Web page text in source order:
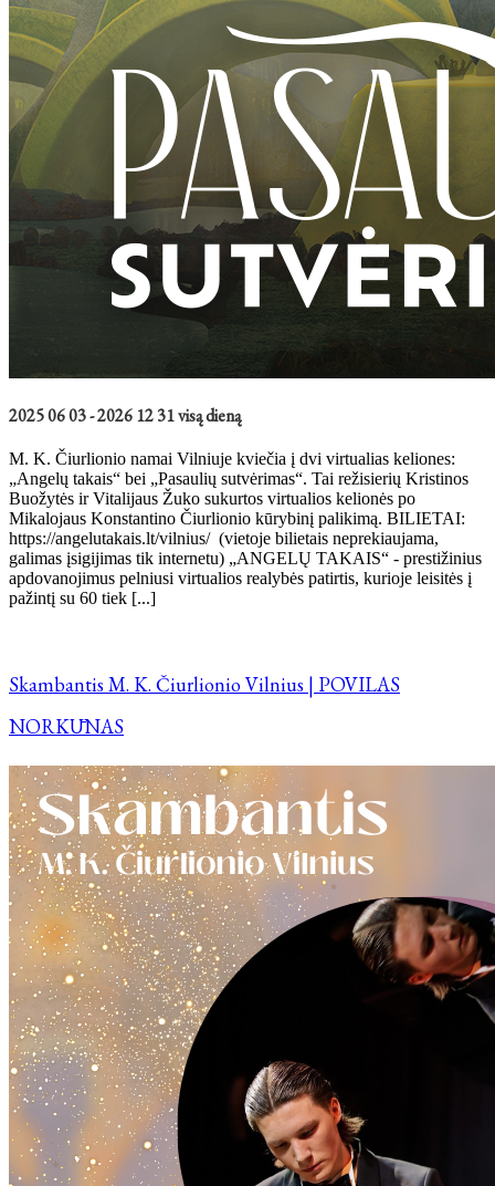
2025 06 03 - 2026 12 31 visą dieną
M. K. Čiurlionio namai Vilniuje kviečia į dvi virtualias keliones:
„Angelų takais“ bei „Pasaulių sutvėrimas“. Tai režisierių Kristinos
Buožytės ir Vitalijaus Žuko sukurtos virtualios kelionės po
Mikalojaus Konstantino Čiurlionio kūrybinį palikimą. BILIETAI:
https://angelutakais.lt/vilnius/ (vietoje bilietais neprekiaujama,
galimas įsigijimas tik internetu) „ANGELŲ TAKAIS“ - prestižinius
apdovanojimus pelniusi virtualios realybės patirtis, kurioje leisitės į
pažintį su 60 tiek [...]
Skambantis M. K. Čiurlionio Vilnius | POVILAS
NORKŪNAS